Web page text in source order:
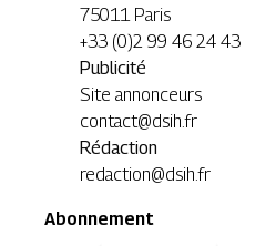
75011 Paris
+33 (0)2 99 46 24 43
Publicité
Site annonceurs
contact@dsih.fr
Rédaction
redaction@dsih.fr
Abonnement